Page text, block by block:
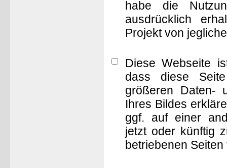
habe die
ausdrücklich
Projekt von
Diese Webseite
dass diese
größeren Daten-
Ihres Bildes
ggf. auf einer
jetzt oder künftig
betriebenen